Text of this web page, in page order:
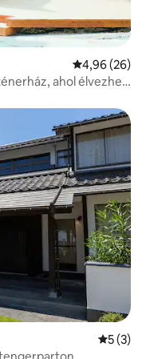
Átlagos
4,96 (26)
ahol élvezheti
Átlagos
5 (3)